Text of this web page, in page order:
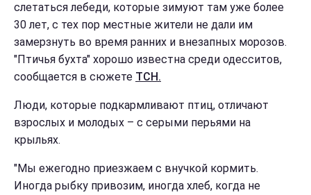
слетаться лебеди, которые зимуют там уже более
30 лет, с тех пор местные жители не дали им
замерзнуть во время ранних и внезапных морозов.
"Птичья бухта" хорошо известна среди одесситов,
сообщается в сюжете ТСН.
Люди, которые подкармливают птиц, отличают
взрослых и молодых – с серыми перьями на
крыльях.
"Мы ежегодно приезжаем с внучкой кормить.
Иногда рыбку привозим, иногда хлеб, когда не